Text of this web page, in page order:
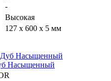
-
Высокая
127 х 600 х 5 мм
Насыщенный